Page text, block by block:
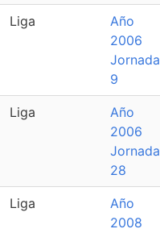
Liga
Año
2006
Jornada
9
Liga
Año
2006
Jornada
28
Liga
Año
2008